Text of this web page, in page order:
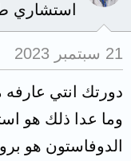
استشاري
21 سبتمبر 2023
دورتك انتي عارفه
وما عدا ذلك هو
الدوفاستون هو